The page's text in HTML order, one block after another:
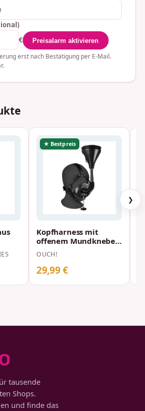
€
Preisalarm aktivieren
erst nach Bestätigung per E-Mail.
★ Bestpreis
Kopfharness mit
offenem Mundknebel
und Trichter Schwarz
OUCH!
29,99 €
❯
tausende
Shops.
und finde das